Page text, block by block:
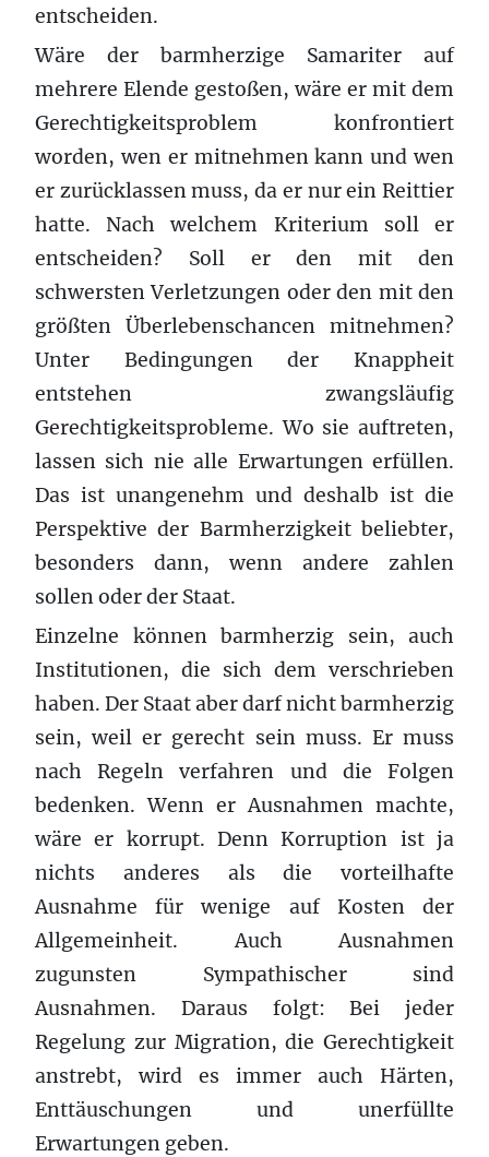
entscheiden.
Wäre der barmherzige Samariter auf
mehrere Elende gestoßen, wäre er mit dem
Gerechtigkeitsproblem konfrontiert
worden, wen er mitnehmen kann und wen
er zurücklassen muss, da er nur ein Reittier
hatte. Nach welchem Kriterium soll er
entscheiden? Soll er den mit den
schwersten Verletzungen oder den mit den
größten Überlebenschancen mitnehmen?
Unter Bedingungen der Knappheit
entstehen zwangsläufig
Gerechtigkeitsprobleme. Wo sie auftreten,
lassen sich nie alle Erwartungen erfüllen.
Das ist unangenehm und deshalb ist die
Perspektive der Barmherzigkeit beliebter,
besonders dann, wenn andere zahlen
sollen oder der Staat.
Einzelne können barmherzig sein, auch
Institutionen, die sich dem verschrieben
haben. Der Staat aber darf nicht barmherzig
sein, weil er gerecht sein muss. Er muss
nach Regeln verfahren und die Folgen
bedenken. Wenn er Ausnahmen machte,
wäre er korrupt. Denn Korruption ist ja
nichts anderes als die vorteilhafte
Ausnahme für wenige auf Kosten der
Allgemeinheit. Auch Ausnahmen
zugunsten Sympathischer sind
Ausnahmen. Daraus folgt: Bei jeder
Regelung zur Migration, die Gerechtigkeit
anstrebt, wird es immer auch Härten,
Enttäuschungen und unerfüllte
Erwartungen geben.